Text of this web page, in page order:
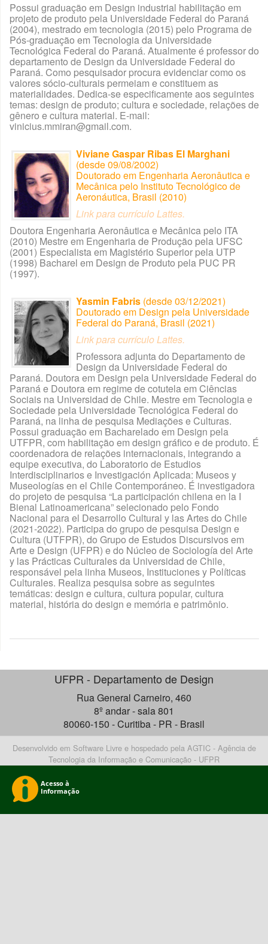
Possui graduação em Design industrial habilitação em
projeto de produto pela Universidade Federal do Paraná
(2004), mestrado em tecnologia (2015) pelo Programa de
Pós-graduação em Tecnologia da Universidade
Tecnológica Federal do Paraná. Atualmente é professor do
departamento de Design da Universidade Federal do
Paraná. Como pesquisador procura evidenciar como os
valores sócio-culturais permeiam e constituem as
materialidades. Dedica-se especificamente aos seguintes
temas: design de produto; cultura e sociedade, relações de
gênero e cultura material. E-mail:
vinicius.mmiran@gmail.com.
Viviane Gaspar Ribas El Marghani
(desde 09/08/2002)
Doutorado em Engenharia Aeronâutica e
Mecânica pelo Instituto Tecnológico de
Aeronáutica, Brasil (2010)
Link para currículo Lattes.
Doutora Engenharia Aeronâutica e Mecânica pelo ITA
(2010) Mestre em Engenharia de Produção pela UFSC
(2001) Especialista em Magistério Superior pela UTP
(1998) Bacharel em Design de Produto pela PUC PR
(1997).
Yasmin Fabris (desde 03/12/2021)
Doutorado em Design pela Universidade
Federal do Paraná, Brasil (2021)
Link para currículo Lattes.
Professora adjunta do Departamento de
Design da Universidade Federal do
Paraná. Doutora em Design pela Universidade Federal do
Paraná e Doutora em regime de cotutela em Ciências
Sociais na Universidad de Chile. Mestre em Tecnologia e
Sociedade pela Universidade Tecnológica Federal do
Paraná, na linha de pesquisa Mediações e Culturas.
Possui graduação em Bacharelado em Design pela
UTFPR, com habilitação em design gráfico e de produto. É
coordenadora de relações internacionais, integrando a
equipe executiva, do Laboratorio de Estudios
Interdisciplinarios e Investigación Aplicada: Museos y
Museologías en el Chile Contemporáneo. É investigadora
do projeto de pesquisa “La participación chilena en la I
Bienal Latinoamericana” selecionado pelo Fondo
Nacional para el Desarrollo Cultural y las Artes do Chile
(2021-2022). Participa do grupo de pesquisa Design e
Cultura (UTFPR), do Grupo de Estudos Discursivos em
Arte e Design (UFPR) e do Núcleo de Sociología del Arte
y las Prácticas Culturales da Universidad de Chile,
responsável pela linha Museos, Instituciones y Políticas
Culturales. Realiza pesquisa sobre as seguintes
temáticas: design e cultura, cultura popular, cultura
material, história do design e memória e patrimônio.
UFPR - Departamento de Design
Rua General Carneiro, 460
8º andar - sala 801
80060-150 - Curitiba - PR - Brasil
Desenvolvido em Software Livre e hospedado pela AGTIC - Agência de
Tecnologia da Informação e Comunicação - UFPR